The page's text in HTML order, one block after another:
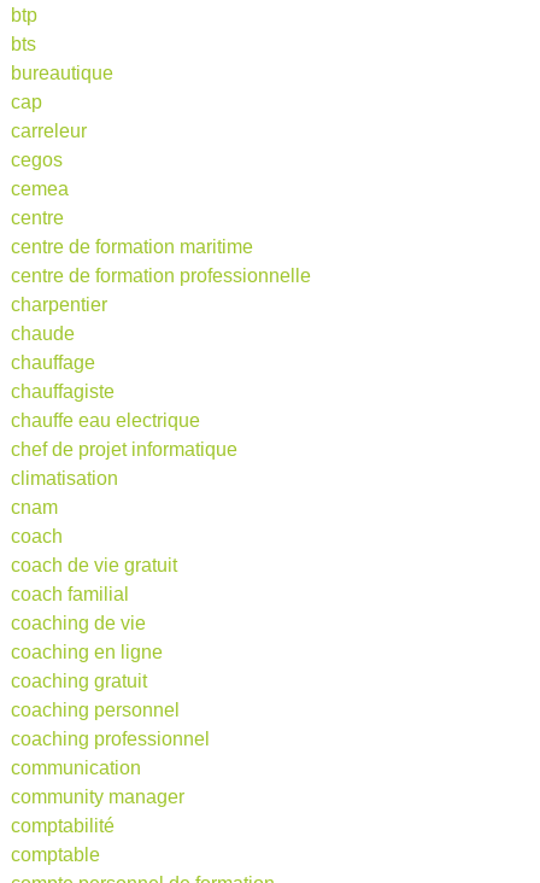
btp
bts
bureautique
cap
carreleur
cegos
cemea
centre
centre de formation maritime
centre de formation professionnelle
charpentier
chaude
chauffage
chauffagiste
chauffe eau electrique
chef de projet informatique
climatisation
cnam
coach
coach de vie gratuit
coach familial
coaching de vie
coaching en ligne
coaching gratuit
coaching personnel
coaching professionnel
communication
community manager
comptabilité
comptable